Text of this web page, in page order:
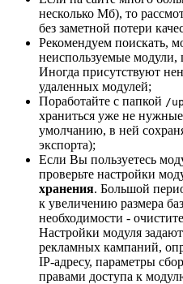
несколько Мб), то
без заметной потери
Рекомендуем поискать,
неиспользуемые
Иногда присутствуют
удаленных модулей;
Поработайте с папкой /
храниться уже не
умолчанию, в ней
экспорта);
Если Вы пользуетесь
проверьте настройки
хранения. Большой
к увеличению размера
необходимости -
Настройки модуля
рекламных кампаний,
IP-адресу, параметры
правами доступа к